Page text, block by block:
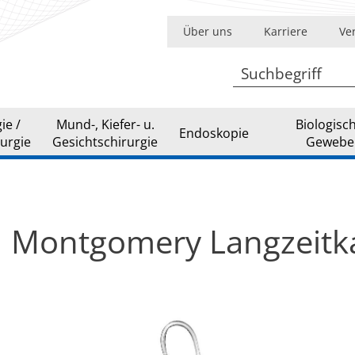
/
Mund-, Kiefer- u.
Gesichtschirurgie
Endoskopie
Gewebe
Über uns Karriere
Montgomery